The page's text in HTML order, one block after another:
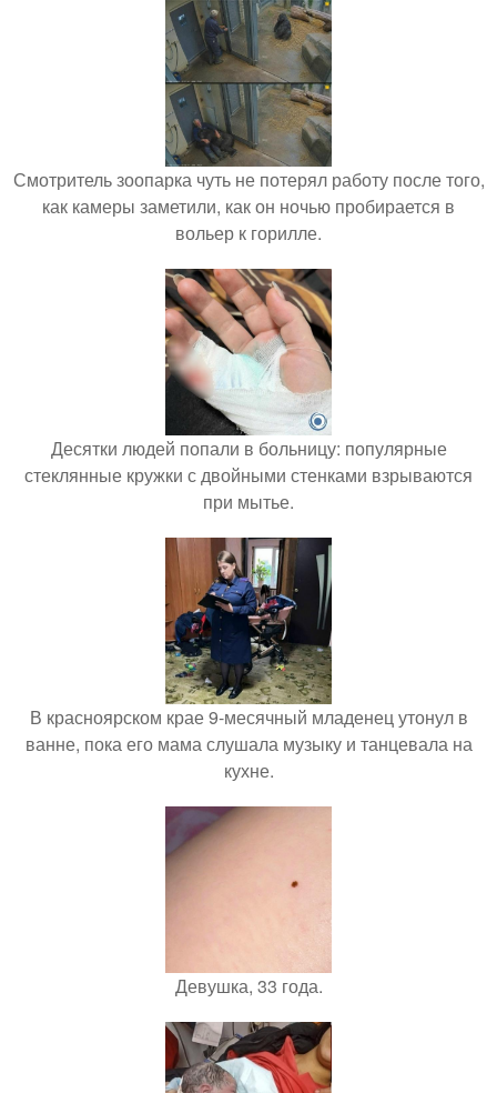
Смотритель зоопарка чуть не потерял работу после того,
как камеры заметили, как он ночью пробирается в
вольер к горилле.
Десятки людей попали в больницу: популярные
стеклянные кружки с двойными стенками взрываются
при мытье.
В красноярском крае 9-месячный младенец утонул в
ванне, пока его мама слушала музыку и танцевала на
кухне.
Девушка, 33 года.